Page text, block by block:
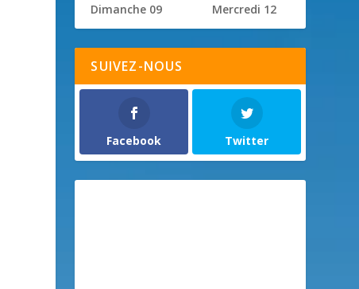
Dimanche 09 Mercredi 12
SUIVEZ-NOUS
Facebook Twitter